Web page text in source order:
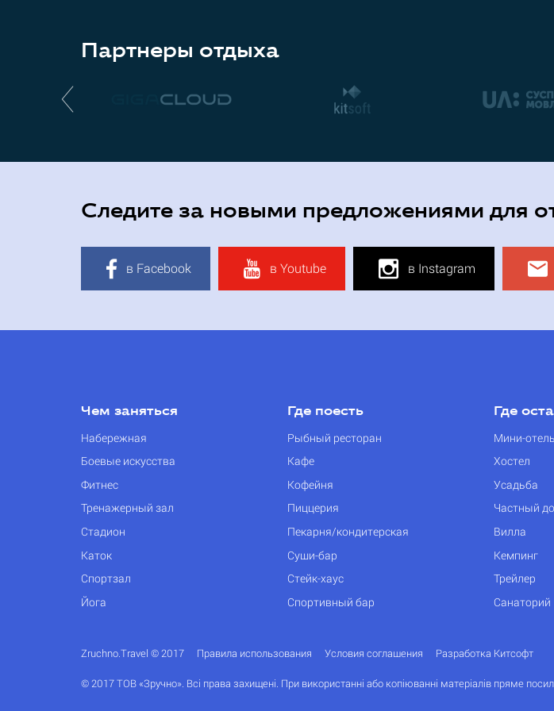
Партнеры отдыха
Следите за новыми предложениями для
в Facebook в Youtube в Instagram
Чем заняться
Набережная
Боевые искусства
Фитнес
Тренажерный зал
Стадион
Каток
Спортзал
Йога
Где поесть
Рыбный ресторан
Кафе
Кофейня
Пиццерия
Пекарня/кондитерская
Суши-бар
Стейк-хаус
Спортивный бар
Где
Мини-отель
Хостел
Усадьба
Частный
Вилла
Кемпинг
Трейлер
Санаторий
Zruchno.Travel © 2017 Правила использования Условия соглашения Разработка Китсофт
© 2017 ТОВ «Зручно». Всі права захищені. При використанні або копіюванні матеріалів пряме